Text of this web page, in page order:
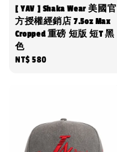
[ YAV ] Shaka Wear 美國官
方授權經銷店 7.5oz Max
Cropped 重磅 短版 短T 黑
色
Regular
NT$ 580